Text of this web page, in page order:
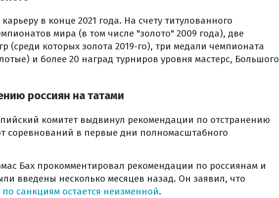
в конце 2021 года. На счету титулованного
мира (в том числе "золото" 2009 года), две
(среди которых золота 2019-го), три медали чемпионата
и более 20 наград турниров уровня мастерс, Большого
россиян на татами
комитет выдвинул рекомендации по отстранению
соревнований в первые дни полномасштабного
Бах прокомментировал рекомендации по россиянам и
введены несколько месяцев назад. Он заявил, что
санкциям остается неизменной.